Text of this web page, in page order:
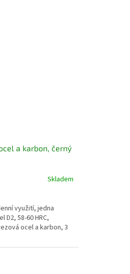
a karbon, černý
Skladem
využití, jedna
58-60 HRC,
ocel a karbon, 3